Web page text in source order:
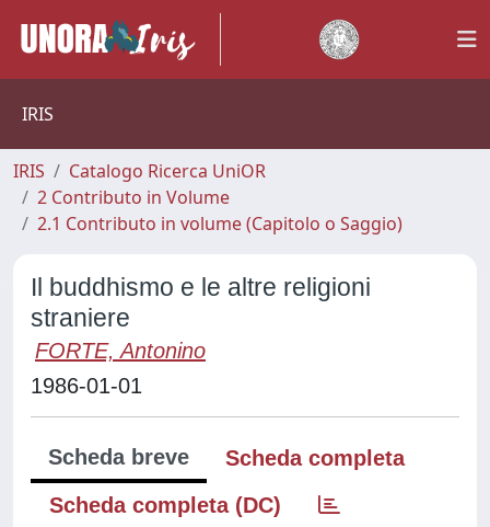
IRIS
IRIS
Catalogo Ricerca UniOR
2 Contributo in Volume
2.1 Contributo in volume (Capitolo o Saggio)
Il buddhismo e le altre religioni
straniere
FORTE, Antonino
1986-01-01
Scheda breve
Scheda completa
Scheda completa (DC)